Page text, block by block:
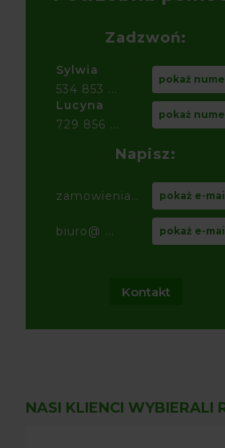
Zadzwoń:
Sylwia
534 853 ...
pokaż
Lucyna
729 856 ...
pokaż
Napisz:
zamowienia@ ... pokaż e-mail
biuro@ ... pokaż e-mail
Kontakt
NASI KLIENCI WYBIERALI